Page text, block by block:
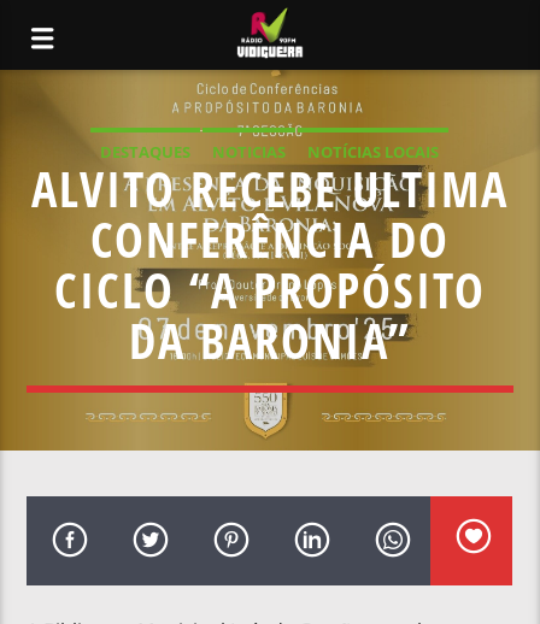
DESTAQUES NOTICIAS
NOTÍCIAS LOCAIS
NOTÍCIAS NACIONAIS
ALVITO RECEBE ULTIMA
CONFERÊNCIA DO
CICLO “A PROPÓSITO
DA BARONIA”